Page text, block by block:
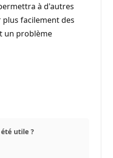
à d'autres
facilement des
un problème
utile ?